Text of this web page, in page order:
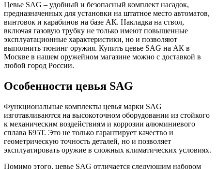
Цевье SAG – удобный и безопасный комплект насадок,
предназначенных для установки на штатное место автоматов,
винтовок и карабинов на базе АК. Накладка на ствол,
включая газовую трубку не только имеют повышенные
эксплуатационные характеристики, но и позволяют
выполнить тюнинг оружия. Купить цевье SAG на АК в
Москве в нашем оружейном магазине можно с доставкой в
любой город России.
Особенности цевья SAG
Функциональные комплекты цевья марки SAG
изготавливаются на высокоточном оборудовании из стойкого
к механическим воздействиям и коррозии алюминиевого
сплава Б95Т. Это не только гарантирует качество и
геометрическую точность деталей, но и позволяет
эксплуатировать оружие в сложных климатических условиях.
Помимо этого, цевье SAG отличается следующим набором